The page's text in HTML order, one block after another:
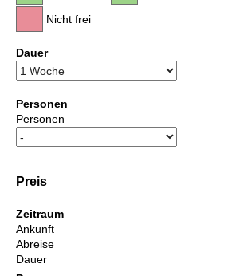
Nicht frei
Dauer
Personen
Personen
Preis
Zeitraum
Ankunft
Abreise
Dauer